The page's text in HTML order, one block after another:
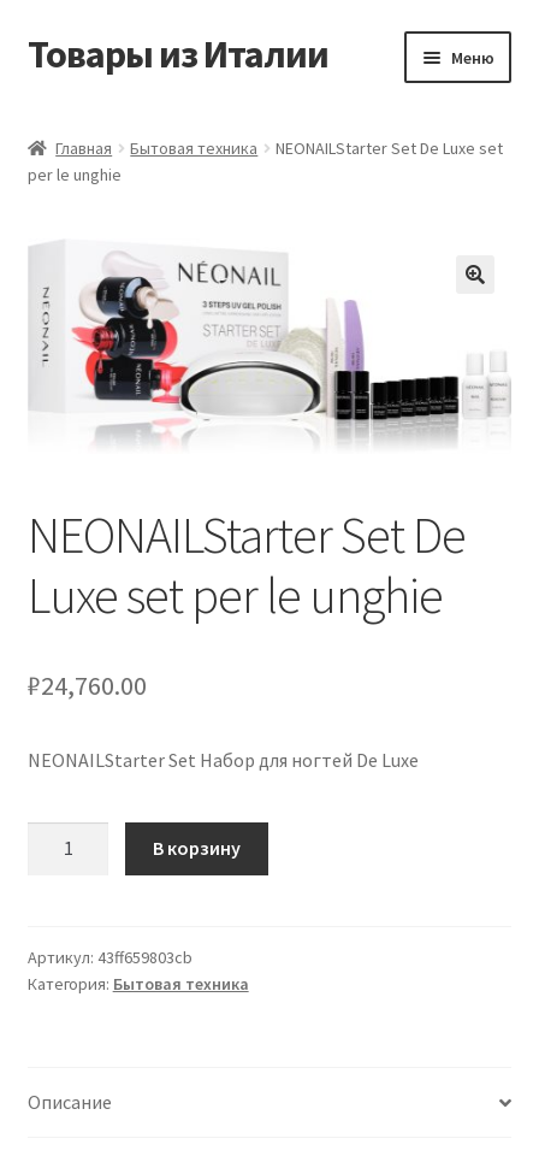
Перейти
Перейти
Товары из Италии Меню
Виды доставки
Контакты
Корзина
Магазин
Мой аккаунт
Оформление заказа
Сотрудничество
Главная Бытовая техника
NEONAILStarter Set De Luxe set
per le unghie
NEONAILStarter Set De
Luxe set per le unghie
₽24,760.00
NEONAILStarter Set Набор для ногтей De Luxe
De
Luxe
unghie
В корзину
Артикул: 43ff659803cb
Категория: Бытовая техника
Описание